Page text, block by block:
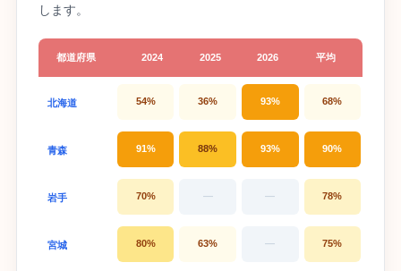
します。
都道府県 2024 2025 2026 平均
北海道 54% 36% 93% 68%
青森 91% 88% 93% 90%
岩手 70% — — 78%
宮城 80% 63% — 75%